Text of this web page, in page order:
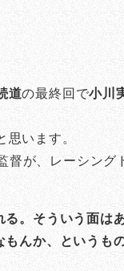
道の最終回で小川
います。
督が、レーシング
る。そういう面
んか、という